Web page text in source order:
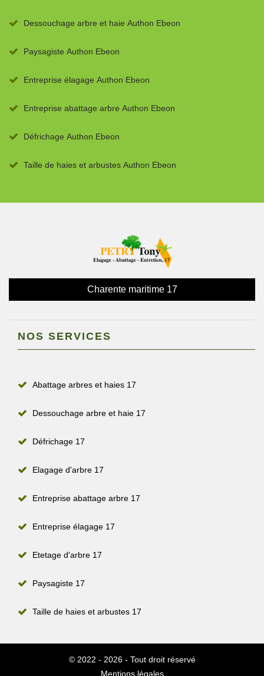
Dessouchage arbre et haie Authon Ebeon
Paysagiste Authon Ebeon
Entreprise élagage Authon Ebeon
Entreprise abattage arbre Authon Ebeon
Défrichage Authon Ebeon
Taille de haies et arbustes Authon Ebeon
Charente maritime 17
NOS SERVICES
Abattage arbres et haies 17
Dessouchage arbre et haie 17
Défrichage 17
Elagage d'arbre 17
Entreprise abattage arbre 17
Entreprise élagage 17
Etetage d'arbre 17
Paysagiste 17
Taille de haies et arbustes 17
© 2022 - 2026 - Tout droit réservé
Mentions légales